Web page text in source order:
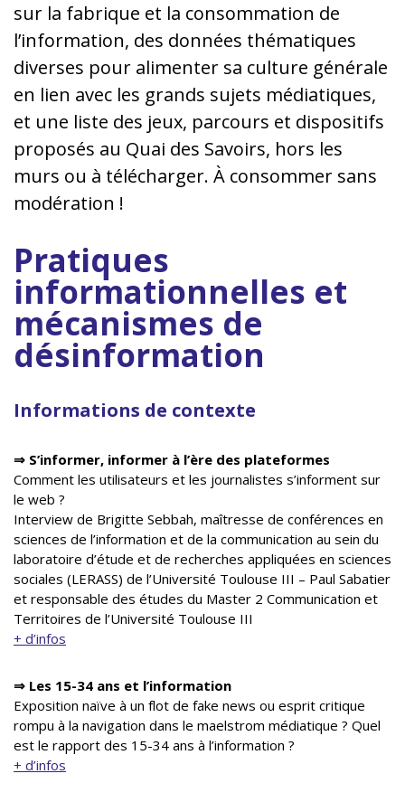
sur la fabrique et la consommation de
l’information, des données thématiques
diverses pour alimenter sa culture générale
en lien avec les grands sujets médiatiques,
et une liste des jeux, parcours et dispositifs
proposés au Quai des Savoirs, hors les
murs ou à télécharger. À consommer sans
modération !
Pratiques
informationnelles et
mécanismes de
désinformation
Informations de contexte
⇒ S’informer, informer à l’ère des plateformes
Comment les utilisateurs et les journalistes s’informent sur
le web ?
Interview de Brigitte Sebbah, maîtresse de conférences en
sciences de l’information et de la communication au sein du
laboratoire d’étude et de recherches appliquées en sciences
sociales (LERASS) de l’Université Toulouse III – Paul Sabatier
et responsable des études du Master 2 Communication et
Territoires de l’Université Toulouse III
+ d’infos
⇒ Les 15-34 ans et l’information
Exposition naïve à un flot de fake news ou esprit critique
rompu à la navigation dans le maelstrom médiatique ? Quel
est le rapport des 15-34 ans à l’information ?
+ d’infos